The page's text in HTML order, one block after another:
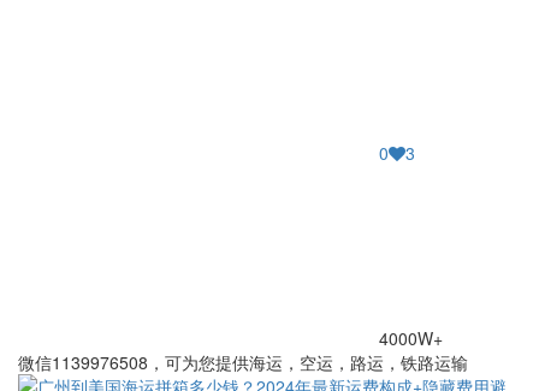
0 3
4000W+
微信1139976508，可为您提供海运，空运，路运，铁路运输